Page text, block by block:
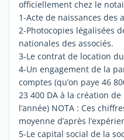
officiellement chez le
1-Acte de naissances des
2-Photocopies légalisées
nationales des associés.
3-Le contrat de location
4-Un engagement de la
comptes (qu’on paye 46
23 400 DA à la création
l’année) NOTA : Ces
moyenne d’après
5-Le capital social de la